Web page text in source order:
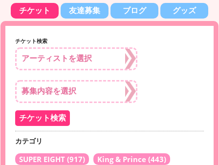
チケット 友達募集 ブログ グッズ
チケット検索
カテゴリ
SUPER EIGHT (917) King & Prince (443)